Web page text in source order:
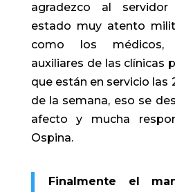
agradezco al
estado muy atento
como los médicos,
auxiliares de las clínicas
que están en servicio las
de la semana, eso se
afecto y mucha
Ospina.
Finalmente el